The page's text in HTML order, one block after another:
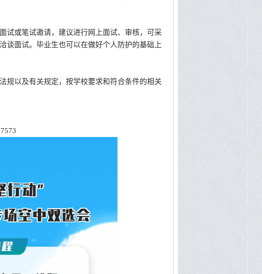
或笔试邀请，建议进行网上面试、审核，可采
谈面试。毕业生也可以在做好个人防护的基础上
以及有关规定，按学校要求和符合条件的相关